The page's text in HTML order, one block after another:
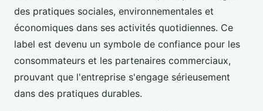
des pratiques sociales, environnementales et
économiques dans ses activités quotidiennes. Ce
label est devenu un symbole de confiance pour les
consommateurs et les partenaires commerciaux,
prouvant que l'entreprise s'engage sérieusement
dans des pratiques durables.